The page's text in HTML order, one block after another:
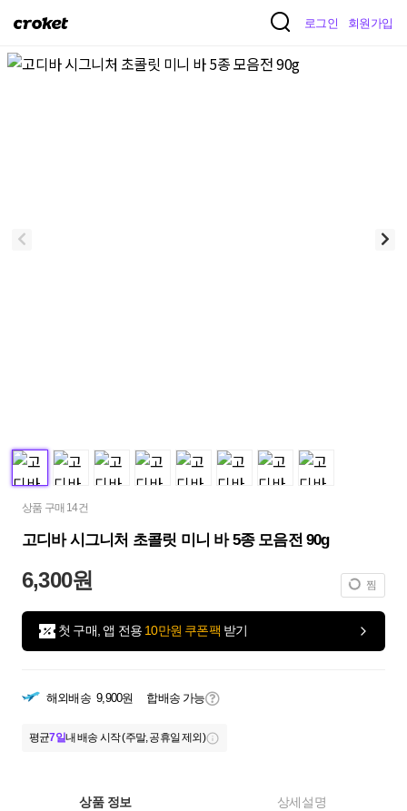
크
켓
로그인 회원가입
상품 구매 14건
고디바 시그니처 초콜릿 미니 바 5종 모음전 90g
6,300원 찜
첫 구매, 앱 전용 10만원 쿠폰팩 받기
해외배송 9,900원 합배송 가능
평균7일내 배송 시작 (주말, 공휴일 제외)
상품 정보 상세설명